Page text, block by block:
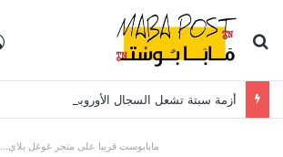
بحث عن
مابابوست قريبا على متجر غوغل بلاي...